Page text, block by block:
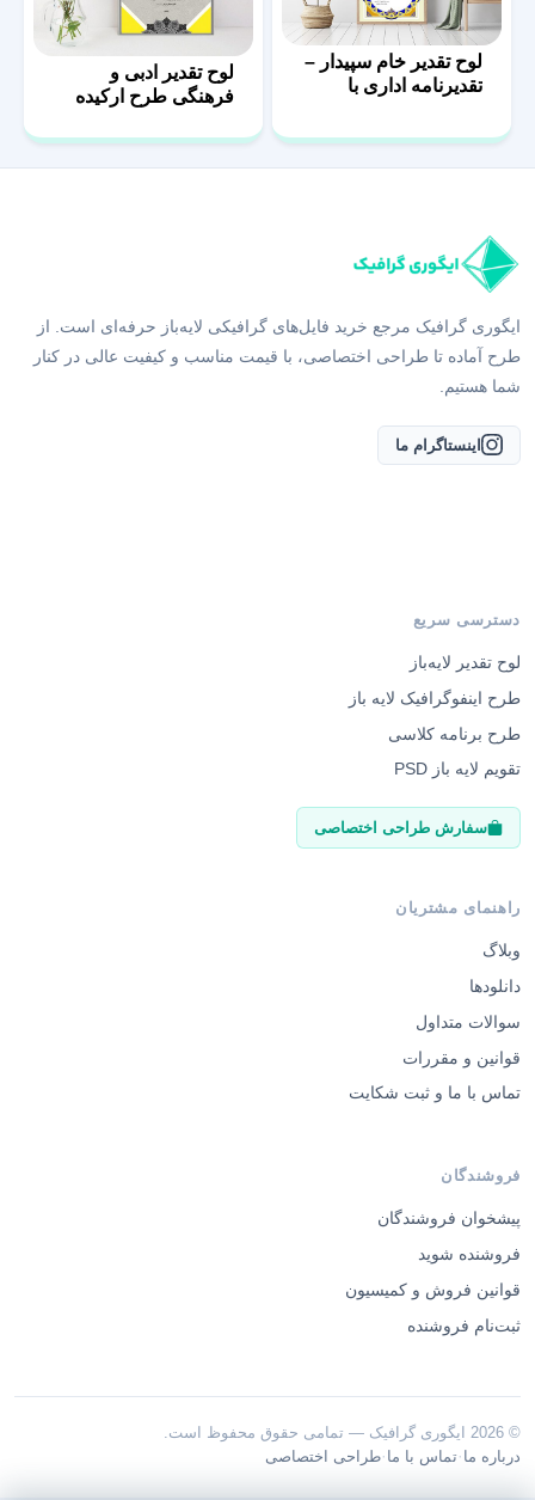
لوح تقدیر خام سپیدار –
تقدیرنامه اداری با
لوح تقدیر ادبی و
فرهنگی طرح ارکیده
ایگوری گرافیک مرجع خرید فایل‌های گرافیکی لایه‌باز حرفه‌ای است. از
طرح آماده تا طراحی اختصاصی، با قیمت مناسب و کیفیت عالی در کنار
شما هستیم.
اینستاگرام ما
دسترسی سریع
لوح تقدیر لایه‌باز
طرح اینفوگرافیک لایه باز
طرح برنامه کلاسی
تقویم لایه باز PSD
سفارش طراحی اختصاصی
راهنمای مشتریان
وبلاگ
دانلودها
سوالات متداول
قوانین و مقررات
تماس با ما و ثبت شکایت
فروشندگان
پیشخوان فروشندگان
فروشنده شوید
قوانین فروش و کمیسیون
ثبت‌نام فروشنده
© 2026 ایگوری گرافیک — تمامی حقوق محفوظ است.
درباره ما ·تماس با ما ·طراحی اختصاصی